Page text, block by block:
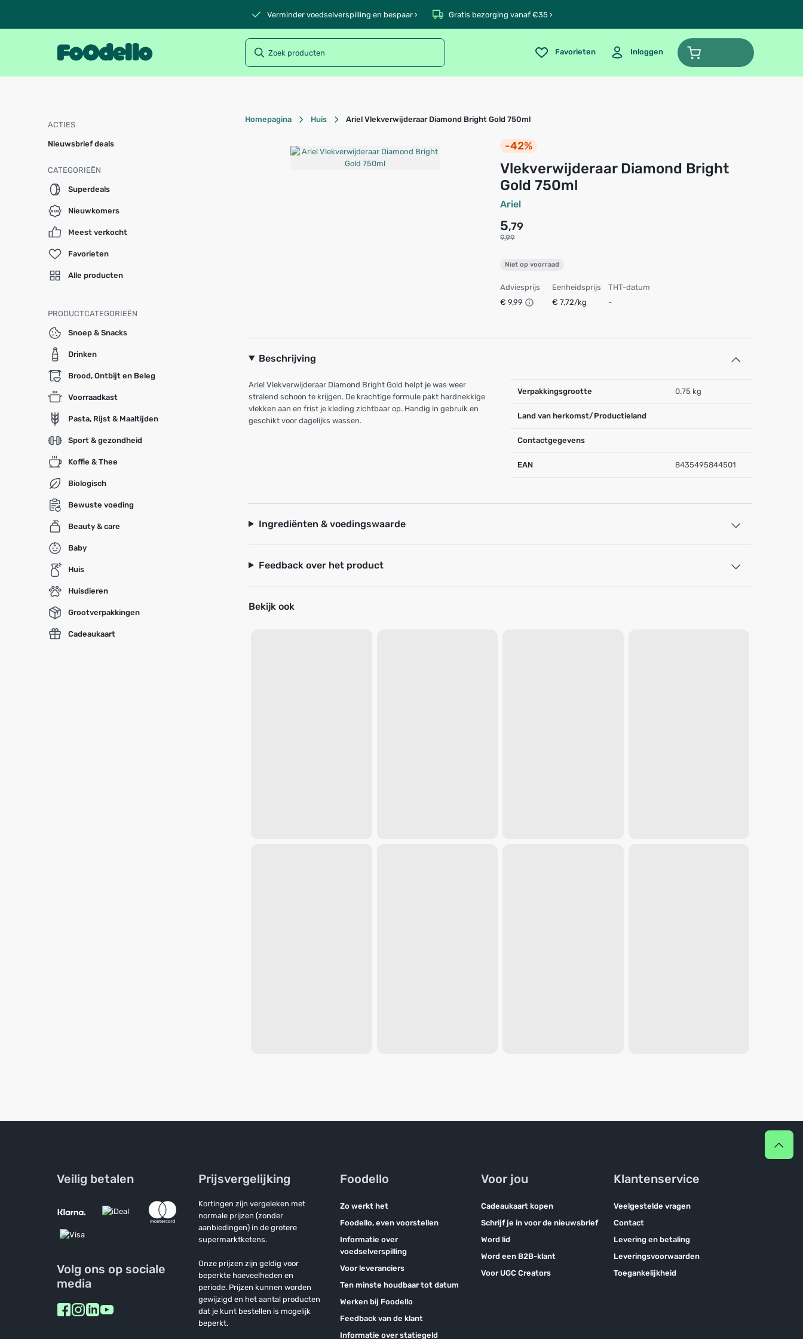
Verminder voedselverspilling en bespaar › Gratis bezorging vanaf €35 ›
Favorieten Inloggen
ACTIES
Nieuwsbrief deals
CATEGORIEËN
Superdeals
Nieuwkomers
Meest verkocht
Favorieten
Alle producten
PRODUCTCATEGORIEËN
Snoep & Snacks
Drinken
Brood, Ontbijt en Beleg
Voorraadkast
Pasta, Rijst & Maaltijden
Sport & gezondheid
Koffie & Thee
Biologisch
Bewuste voeding
Beauty & care
Baby
Huis
Huisdieren
Grootverpakkingen
Cadeaukaart
Homepagina Huis Ariel Vlekverwijderaar Diamond Bright Gold 750ml
-42%
Vlekverwijderaar Diamond Bright
Gold 750ml
Ariel
5,79
9,99
Niet op voorraad
Adviesprijs
€ 9,99
Eenheidsprijs
€ 7,72/kg
THT-datum
-
Beschrijving
Ariel Vlekverwijderaar Diamond Bright Gold helpt je was weer
stralend schoon te krijgen. De krachtige formule pakt hardnekkige
vlekken aan en frist je kleding zichtbaar op. Handig in gebruik en
geschikt voor dagelijks wassen.
Verpakkingsgrootte 0.75 kg
Land van herkomst/Productieland
Contactgegevens
EAN 8435495844501
Ingrediënten & voedingswaarde
Feedback over het product
Bekijk ook
Veilig betalen
Volg ons op sociale
media
Prijsvergelijking
Kortingen zijn vergeleken met
normale prijzen (zonder
aanbiedingen) in de grotere
supermarktketens.
Onze prijzen zijn geldig voor
beperkte hoeveelheden en
periode. Prijzen kunnen worden
gewijzigd en het aantal producten
dat je kunt bestellen is mogelijk
beperkt.
Foodello
Zo werkt het
Foodello, even voorstellen
Informatie over
voedselverspilling
Voor leveranciers
Ten minste houdbaar tot datum
Werken bij Foodello
Feedback van de klant
Informatie over statiegeld
Voor jou
Cadeaukaart kopen
Schrijf je in voor de nieuwsbrief
Word lid
Word een B2B-klant
Voor UGC Creators
Klantenservice
Veelgestelde vragen
Contact
Levering en betaling
Leveringsvoorwaarden
Toegankelijkheid